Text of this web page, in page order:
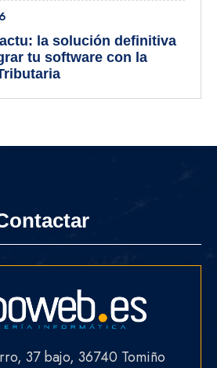
la solución definitiva
tu software con la
37 bajo, 36740 Tomiño